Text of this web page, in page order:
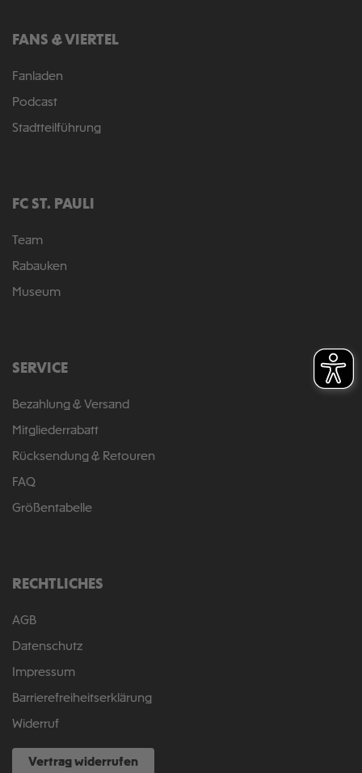
FANS & VIERTEL
Fanladen
Podcast
Stadtteilführung
FC ST. PAULI
Team
Rabauken
Museum
SERVICE
Bezahlung & Versand
Mitgliederrabatt
Rücksendung & Retouren
FAQ
Größentabelle
RECHTLICHES
AGB
Datenschutz
Impressum
Barrierefreiheitserklärung
Widerruf
Vertrag widerrufen